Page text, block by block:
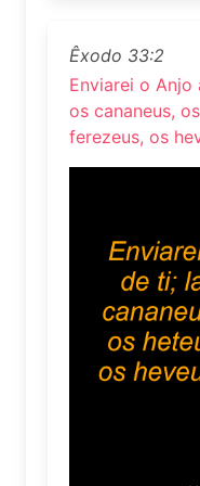
Êxodo 33:2
Enviarei o
os cananeus,
ferezeus, os